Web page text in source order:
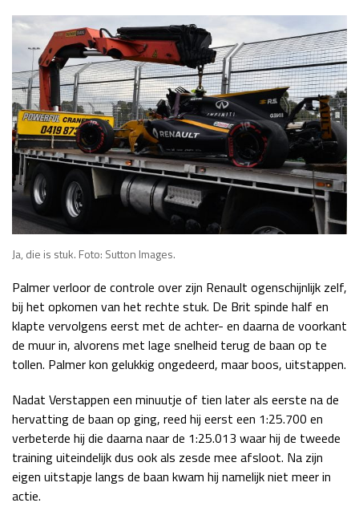
Ja, die is stuk. Foto: Sutton Images.
Palmer verloor de controle over zijn Renault ogenschijnlijk zelf,
bij het opkomen van het rechte stuk. De Brit spinde half en
klapte vervolgens eerst met de achter- en daarna de voorkant
de muur in, alvorens met lage snelheid terug de baan op te
tollen. Palmer kon gelukkig ongedeerd, maar boos, uitstappen.
Nadat Verstappen een minuutje of tien later als eerste na de
hervatting de baan op ging, reed hij eerst een 1:25.700 en
verbeterde hij die daarna naar de 1:25.013 waar hij de tweede
training uiteindelijk dus ook als zesde mee afsloot. Na zijn
eigen uitstapje langs de baan kwam hij namelijk niet meer in
actie.